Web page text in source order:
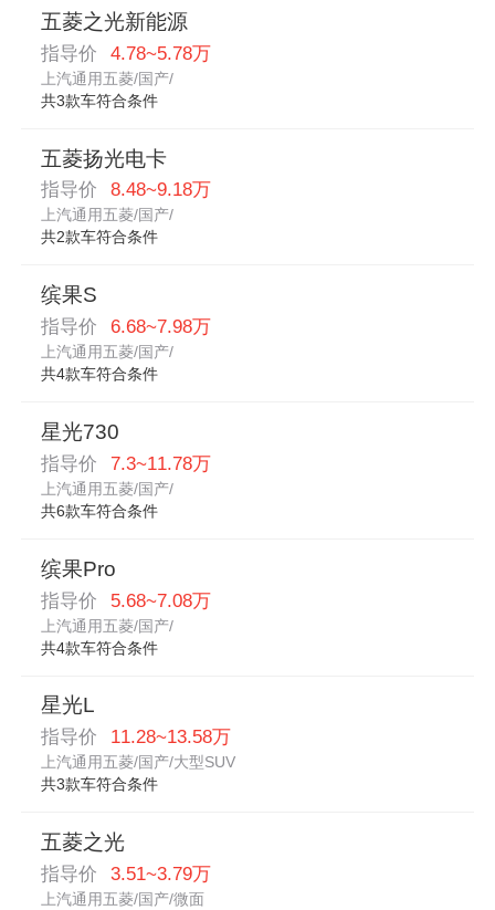
五菱之光新能源
指导价 4.78~5.78万
上汽通用五菱/国产/
共3款车符合条件
五菱扬光电卡
指导价 8.48~9.18万
上汽通用五菱/国产/
共2款车符合条件
缤果S
指导价 6.68~7.98万
上汽通用五菱/国产/
共4款车符合条件
星光730
指导价 7.3~11.78万
上汽通用五菱/国产/
共6款车符合条件
缤果Pro
指导价 5.68~7.08万
上汽通用五菱/国产/
共4款车符合条件
星光L
指导价 11.28~13.58万
上汽通用五菱/国产/大型SUV
共3款车符合条件
五菱之光
指导价 3.51~3.79万
上汽通用五菱/国产/微面